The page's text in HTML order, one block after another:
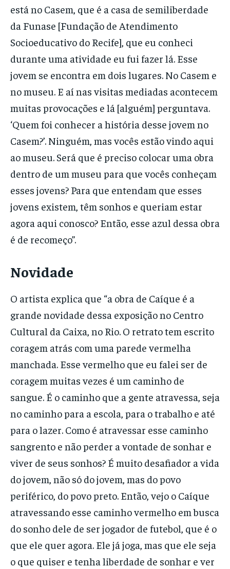
está no Casem, que é a casa de semiliberdade
da Funase [Fundação de Atendimento
Socioeducativo do Recife], que eu conheci
durante uma atividade eu fui fazer lá. Esse
jovem se encontra em dois lugares. No Casem e
no museu. E aí nas visitas mediadas acontecem
muitas provocações e lá [alguém] perguntava.
‘Quem foi conhecer a história desse jovem no
Casem?’. Ninguém, mas vocês estão vindo aqui
ao museu. Será que é preciso colocar uma obra
dentro de um museu para que vocês conheçam
esses jovens? Para que entendam que esses
jovens existem, têm sonhos e queriam estar
agora aqui conosco? Então, esse azul dessa obra
é de recomeço”.
Novidade
O artista explica que “a obra de Caíque é a
grande novidade dessa exposição no Centro
Cultural da Caixa, no Rio. O retrato tem escrito
coragem atrás com uma parede vermelha
manchada. Esse vermelho que eu falei ser de
coragem muitas vezes é um caminho de
sangue. É o caminho que a gente atravessa, seja
no caminho para a escola, para o trabalho e até
para o lazer. Como é atravessar esse caminho
sangrento e não perder a vontade de sonhar e
viver de seus sonhos? É muito desafiador a vida
do jovem, não só do jovem, mas do povo
periférico, do povo preto. Então, vejo o Caíque
atravessando esse caminho vermelho em busca
do sonho dele de ser jogador de futebol, que é o
que ele quer agora. Ele já joga, mas que ele seja
o que quiser e tenha liberdade de sonhar e ver